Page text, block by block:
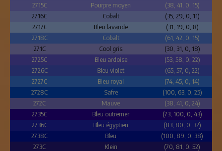
2715C
Pourpre moyen
(38, 41, 0, 15)
2716C
Cobalt
(35, 29, 0, 11)
2717C
Bleu lavande
(31, 19, 0, 8)
2718C
Cobalt
(61, 42, 0, 15)
271C
Cool gris
(30, 31, 0, 18)
2725C
Bleu ardoise
(53, 58, 0, 22)
2726C
Bleu violet
(65, 57, 0, 22)
2727C
Bleu royal
(74, 45, 0, 14)
2728C
Safre
(100, 63, 0, 25)
272C
Mauve
(38, 41, 0, 24)
2735C
Bleu outremer
(73, 100, 0, 43)
2736C
Bleu égyptien
(83, 80, 0, 32)
2738C
Bleu
(100, 89, 0, 38)
273C
Klein
(70, 81, 0, 52)